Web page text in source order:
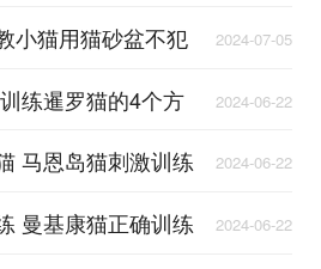
小猫用猫砂盆不犯
2024-07-05
练暹罗猫的4个方
2024-06-22
马恩岛猫刺激训练
2024-06-22
曼基康猫正确训练
2024-06-22